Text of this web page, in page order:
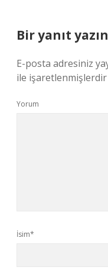
Bir yanıt yazın
E-posta adresiniz
ile işaretlenmişlerdir
Yorum
İsim*